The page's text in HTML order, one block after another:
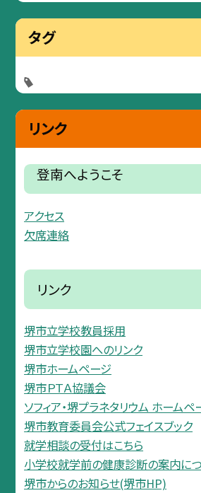
タグ
リンク
登南へようこそ
アクセス
欠席連絡
リンク
堺市立学校教員採用
堺市立学校園へのリンク
堺市ホームページ
堺市ＰＴＡ協議会
ソフィア・堺プラネタリウム ホームペ
堺市教育委員会公式フェイスブック
就学相談の受付はこちら
小学校就学前の健康診断の案内に
堺市からのお知らせ(堺市HP)